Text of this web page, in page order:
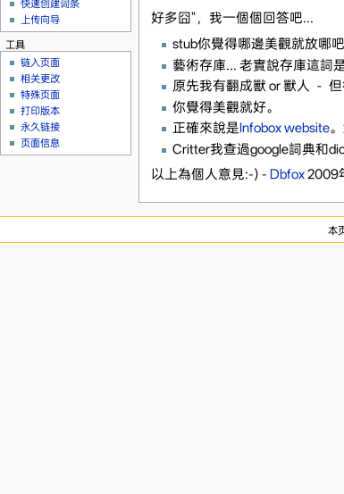
好多囧"，我一個個回答吧...
stub你覺得哪邊美觀就放哪
藝術存庫... 老實說存庫這詞
原先我有翻成獸 or 獸人 －
你覺得美觀就好。
正確來說是Infobox website
Critter我查過google詞典和
以上為個人意見:-) - Dbfox2009
快速创建词条
上传向导
工具
链入页面
相关更改
特殊页面
打印版本
永久链接
页面信息
本